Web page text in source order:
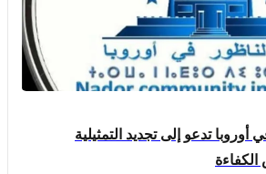
أوروبا تدعو إلى تجديد التمثيلية
الكفاءة